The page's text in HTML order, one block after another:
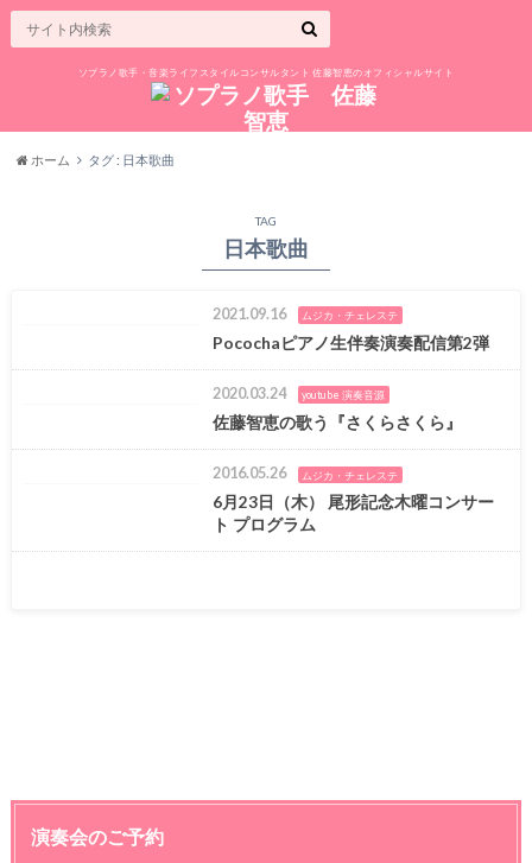
ソプラノ歌手・音楽ライフスタイルコンサルタント 佐藤智恵のオフィシャルサイト
ホーム タグ : 日本歌曲
TAG
日本歌曲
2021.09.16 ムジカ・チェレステ
Pocochaピアノ生伴奏演奏配信第2弾
2020.03.24 youtube 演奏音源
佐藤智恵の歌う『さくらさくら』
2016.05.26 ムジカ・チェレステ
6月23日（木） 尾形記念木曜コンサー
ト プログラム
演奏会のご予約